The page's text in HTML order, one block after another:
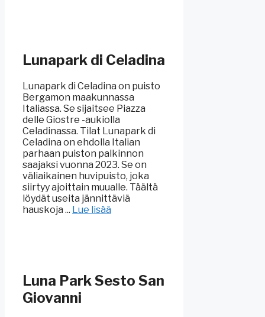
Lunapark di Celadina
Lunapark di Celadina on puisto
Bergamon maakunnassa
Italiassa. Se sijaitsee Piazza
delle Giostre -aukiolla
Celadinassa. Tilat Lunapark di
Celadina on ehdolla Italian
parhaan puiston palkinnon
saajaksi vuonna 2023. Se on
väliaikainen huvipuisto, joka
siirtyy ajoittain muualle. Täältä
löydät useita jännittäviä
hauskoja ... Lue lisää
Luna Park Sesto San
Giovanni